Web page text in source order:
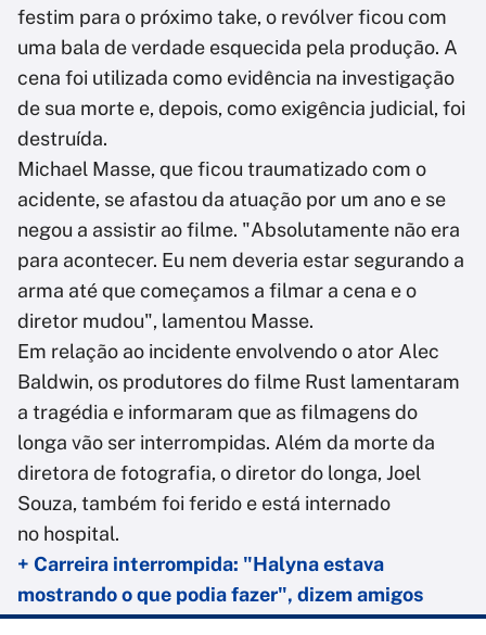
festim para o próximo take, o revólver ficou com
uma bala de verdade esquecida pela produção. A
cena foi utilizada como evidência na investigação
de sua morte e, depois, como exigência judicial, foi
destruída.
Michael Masse, que ficou traumatizado com o
acidente, se afastou da atuação por um ano e se
negou a assistir ao filme. "Absolutamente não era
para acontecer. Eu nem deveria estar segurando a
arma até que começamos a filmar a cena e o
diretor mudou", lamentou Masse.
Em relação ao incidente envolvendo o ator Alec
Baldwin, os produtores do filme Rust lamentaram
a tragédia e informaram que as filmagens do
longa vão ser interrompidas. Além da morte da
diretora de fotografia, o diretor do longa, Joel
Souza, também foi ferido e está internado
no hospital.
+ Carreira interrompida: "Halyna estava
mostrando o que podia fazer", dizem amigos